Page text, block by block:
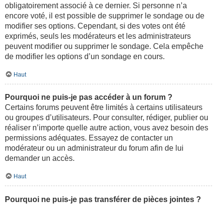
obligatoirement associé à ce dernier. Si personne n’a
encore voté, il est possible de supprimer le sondage ou de
modifier ses options. Cependant, si des votes ont été
exprimés, seuls les modérateurs et les administrateurs
peuvent modifier ou supprimer le sondage. Cela empêche
de modifier les options d’un sondage en cours.
Haut
Pourquoi ne puis-je pas accéder à un forum ?
Certains forums peuvent être limités à certains utilisateurs
ou groupes d’utilisateurs. Pour consulter, rédiger, publier ou
réaliser n’importe quelle autre action, vous avez besoin des
permissions adéquates. Essayez de contacter un
modérateur ou un administrateur du forum afin de lui
demander un accès.
Haut
Pourquoi ne puis-je pas transférer de pièces jointes ?